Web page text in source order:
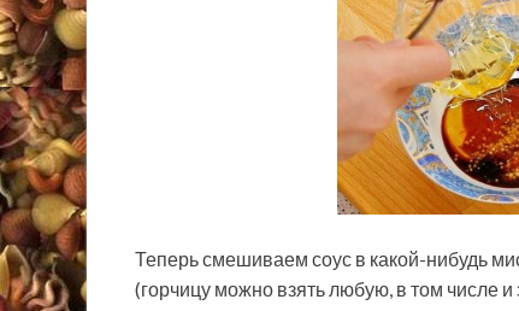
Теперь смешиваем соус в какой-нибудь
(горчицу можно взять любую, в том числе и